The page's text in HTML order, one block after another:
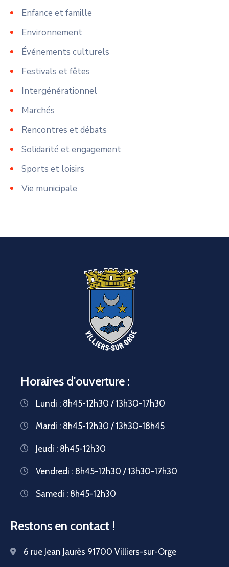
Enfance et famille
Environnement
Événements culturels
Festivals et fêtes
Intergénérationnel
Marchés
Rencontres et débats
Solidarité et engagement
Sports et loisirs
Vie municipale
Horaires d'ouverture :
Lundi : 8h45-12h30 / 13h30-17h30
Mardi : 8h45-12h30 / 13h30-18h45
Jeudi : 8h45-12h30
Vendredi : 8h45-12h30 / 13h30-17h30
Samedi : 8h45-12h30
Restons en contact !
6 rue Jean Jaurès 91700 Villiers-sur-Orge